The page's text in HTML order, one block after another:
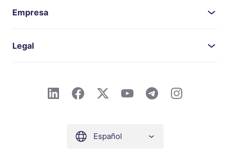
Empresa
Legal
Español